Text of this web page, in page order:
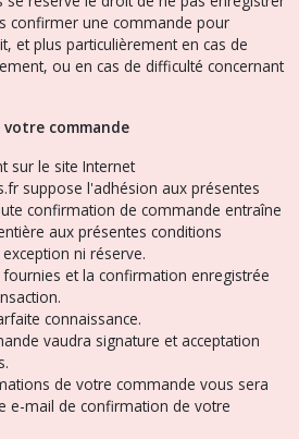
confirmer une commande pour
et plus particulièrement en cas de
ou en cas de difficulté concernant
commande
sur le site Internet
suppose l'adhésion aux présentes
confirmation de commande entraîne
aux présentes conditions
ni réserve.
et la confirmation enregistrée
connaissance.
vaudra signature et acceptation
de votre commande vous sera
e-mail de confirmation de votre